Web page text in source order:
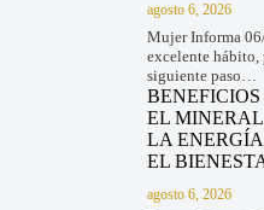
agosto 6, 2026
Mujer Informa
excelente hábito,
siguiente paso…
EL
LA
EL
agosto 6, 2026